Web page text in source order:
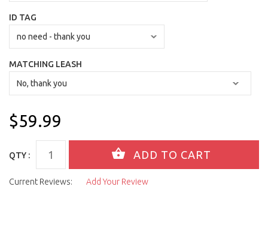
ID TAG
MATCHING LEASH
$59.99
QTY :
Current Reviews: Add Your Review